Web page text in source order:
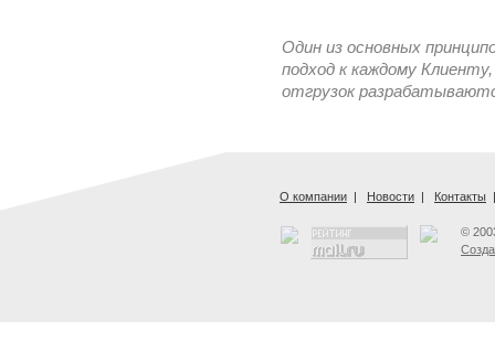
Один из основных
подход к каждому
отгрузок
О компании | Новости | Контакты |
©